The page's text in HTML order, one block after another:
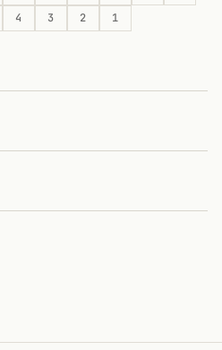
4 3 2 1